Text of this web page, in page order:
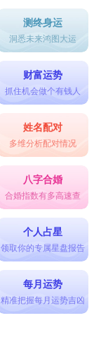
测终身运
洞悉未来鸿图大运
财富运势
抓住机会做个有钱人
姓名配对
多维分析配对情况
八字合婚
合婚指数有多高速查
个人占星
领取你的专属星盘报告
每月运势
精准把握每月运势吉凶